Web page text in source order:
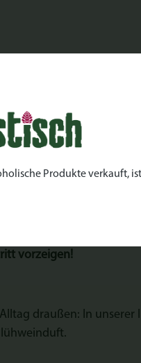
| Lehniner
vorzeigen!
draußen: In
Produkte verkauft,